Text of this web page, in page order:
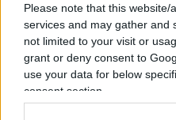
Please note that this
services and may gather and
not limited to your visit or
grant or deny consent to
use your data for below
consent section.
Cantone, peraltro, si
stessa Autorità con le
e qualche potere in più.